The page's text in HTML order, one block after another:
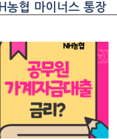
농협 마이너스 통장